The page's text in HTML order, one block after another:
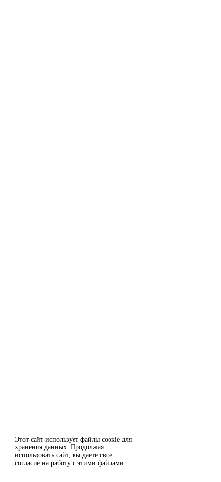
Этот сайт использует файлы сoокіе для
хранения данных. Продолжая
использовать сайт, вы даете свое
согласие на работу с этими файлами.